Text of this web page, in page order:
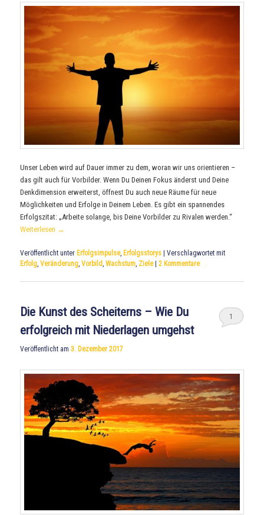
Unser Leben wird auf Dauer immer zu dem, woran wir uns orientieren –
das gilt auch für Vorbilder. Wenn Du Deinen Fokus änderst und Deine
Denkdimension erweiterst, öffnest Du auch neue Räume für neue
Möglichkeiten und Erfolge in Deinem Leben. Es gibt ein spannendes
Erfolgszitat: „Arbeite solange, bis Deine Vorbilder zu Rivalen werden.“
Weiterlesen →
Veröffentlicht unter Erfolgsimpulse, Erfolgsstorys |Verschlagwortet mit
Erfolg,Veränderung,Vorbild,Wachstum, Ziele |2 Kommentare
Die Kunst des Scheiterns – Wie Du
erfolgreich mit Niederlagen umgehst
Veröffentlicht am3. Dezember 2017
1